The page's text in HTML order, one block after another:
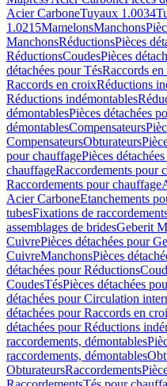
Acier CarboneTuyaux 1.0034
1.0215MamelonsManchons
ManchonsRéductionsPièces
RéductionsCoudesPièces
détachées pour TésRaccords
Raccords en croixRéductions
Réductions indémontables
démontablesPièces détachées
démontablesCompensateurs
CompensateursObturateurs
pour chauffagePièces
chauffageRaccordements pour
Raccordements pour chauffage
Acier CarboneEtanchements
tubesFixations de
assemblages de bridesGeberit
CuivrePièces détachées pour
CuivreManchonsPièces
détachées pour Réductions
CoudesTésPièces détachées
détachées pour Circulation
détachées pour Raccords en
détachées pour Réductions
raccordements, démontables
raccordements, démontables
ObturateursRaccordements